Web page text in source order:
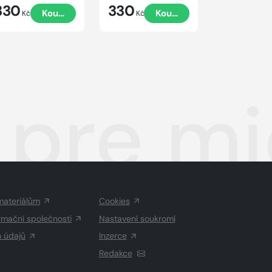
Kč Koupit 330 Kč Koupit
společnosti
údajů
Cookies
Nastavení soukromí
Inzerce
Redakce